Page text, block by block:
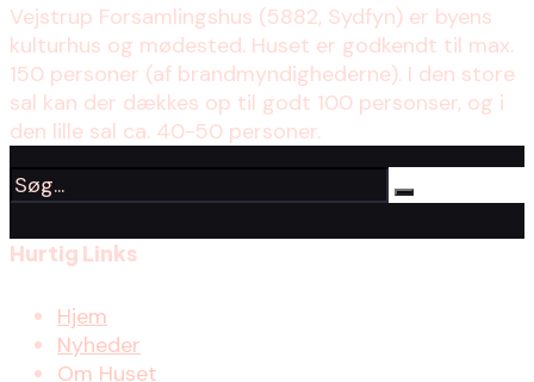
Vejstrup Forsamlingshus (5882, Sydfyn) er byens
kulturhus og mødested. Huset er godkendt til max.
150 personer (af brandmyndighederne). I den store
sal kan der dækkes op til godt 100 personser, og i
den lille sal ca. 40-50 personer.
Hurtig Links
Hjem
Nyheder
Om Huset